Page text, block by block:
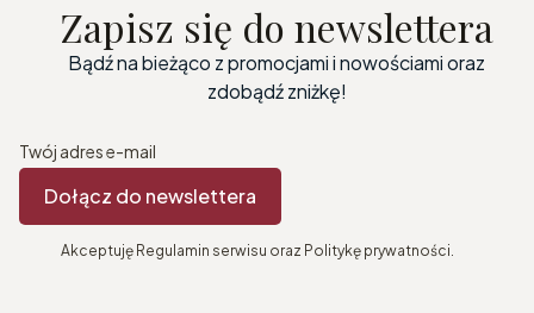
Zapisz się do newslettera
Bądź na bieżąco z promocjami i nowościami oraz
zdobądź zniżkę!
Twój adres e-mail
Dołącz do newslettera
Akceptuję Regulamin serwisu oraz Politykę prywatności.